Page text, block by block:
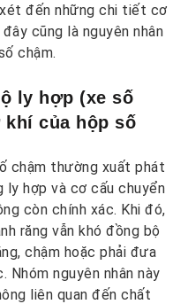
đến những chi tiết cơ
cũng là nguyên nhân
chậm.
ly hợp (xe số
khí của hộp số
chậm thường xuất phát
hợp và cơ cấu chuyển
còn chính xác. Khi đó,
răng vẫn khó đồng bộ
chậm hoặc phải đưa
Nhóm nguyên nhân này
liên quan đến chất